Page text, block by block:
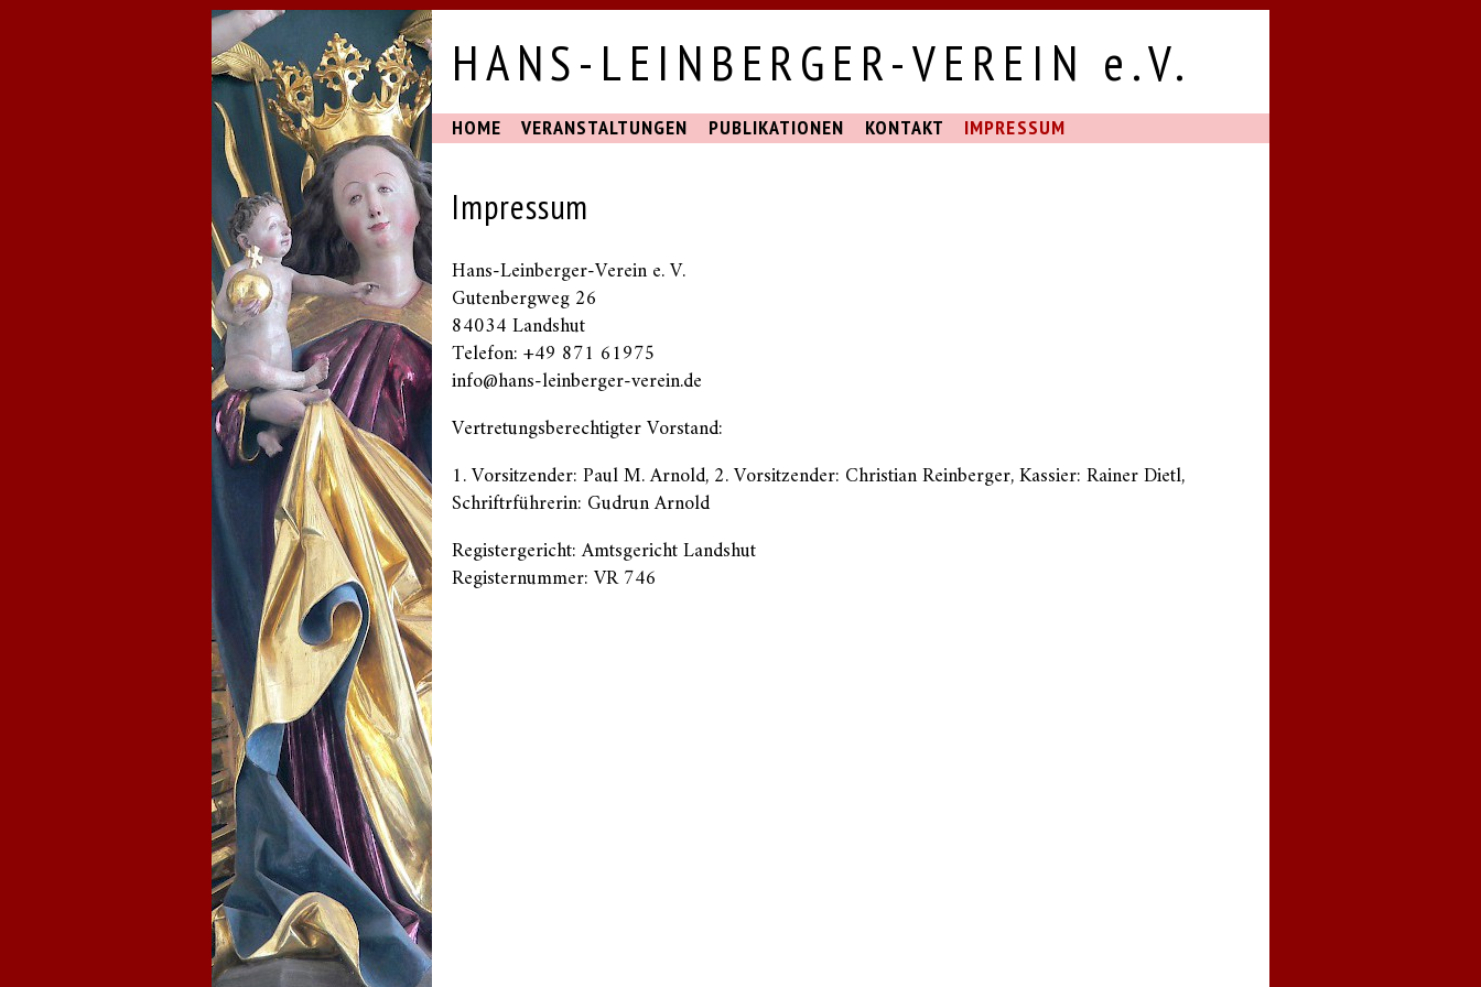
HANS-LEINBERGER-VEREIN e.V.
HOME VERANSTALTUNGEN PUBLIKATIONEN KONTAKT IMPRESSUM
Impressum
Hans-Leinberger-Verein e. V.
Gutenbergweg 26
84034 Landshut
Telefon: +49 871 61975
info@hans-leinberger-verein.de
Vertretungsberechtigter Vorstand:
1. Vorsitzender: Paul M. Arnold, 2. Vorsitzender: Christian Reinberger, Kassier: Rainer Dietl,
Schriftrführerin: Gudrun Arnold
Registergericht: Amtsgericht Landshut
Registernummer: VR 746